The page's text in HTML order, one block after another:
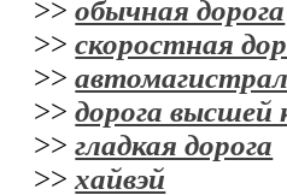
>>обычная дорога
>>скоростная
>>
>>дорога высшей
>>гладкая дорога
>>хайвэй